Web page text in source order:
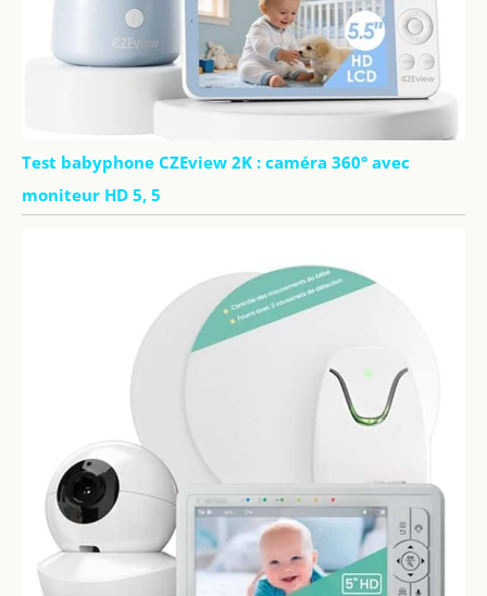
Test babyphone CZEview 2K : caméra 360° avec
moniteur HD 5, 5